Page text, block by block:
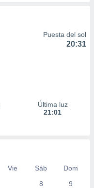
Puesta del sol
20:31
Última luz
21:01
Vie Sáb
Dom
8
9